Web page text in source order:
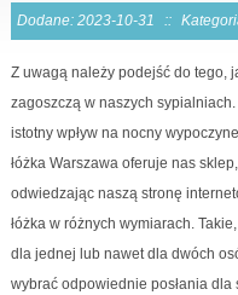
Dodane: 2023-10-31 ::
Z uwagą należy podejść do tego,
zagoszczą w naszych
istotny wpływ na nocny
łóżka Warszawa oferuje nas
odwiedzając naszą stronę
łóżka w różnych wymiarach.
dla jednej lub nawet dla dwóch
wybrać odpowiednie posłania